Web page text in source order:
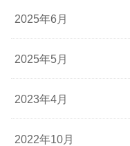
2025年6月
2025年5月
2023年4月
2022年10月